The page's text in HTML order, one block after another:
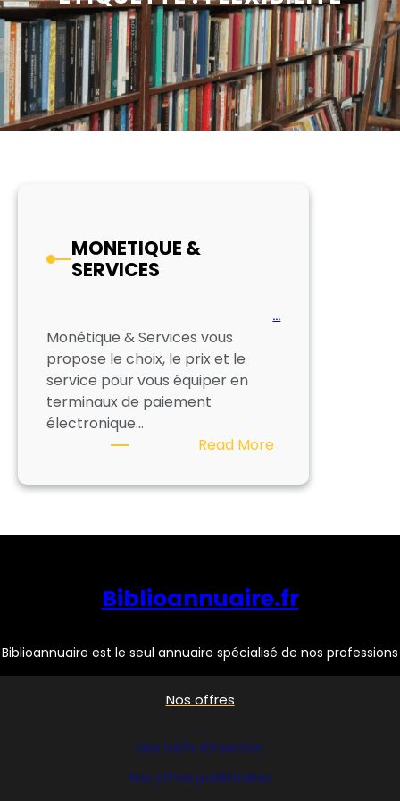
MONETIQUE &
SERVICES
…
Monétique & Services vous
propose le choix, le prix et le
service pour vous équiper en
terminaux de paiement
électronique…
Read More:
&
Biblioannuaire.fr
Biblioannuaire est le seul annuaire spécialisé de nos professions
Nos offres
Nos tarifs d’insertion
Nos offres publicitaires